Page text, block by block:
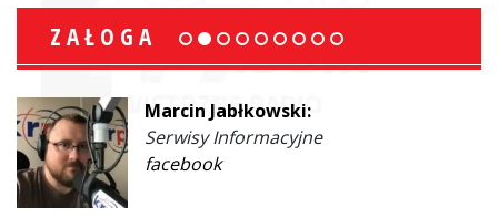
ZAŁOGA
Marcin Jabłkowski:
Serwisy Informacyjne
facebook